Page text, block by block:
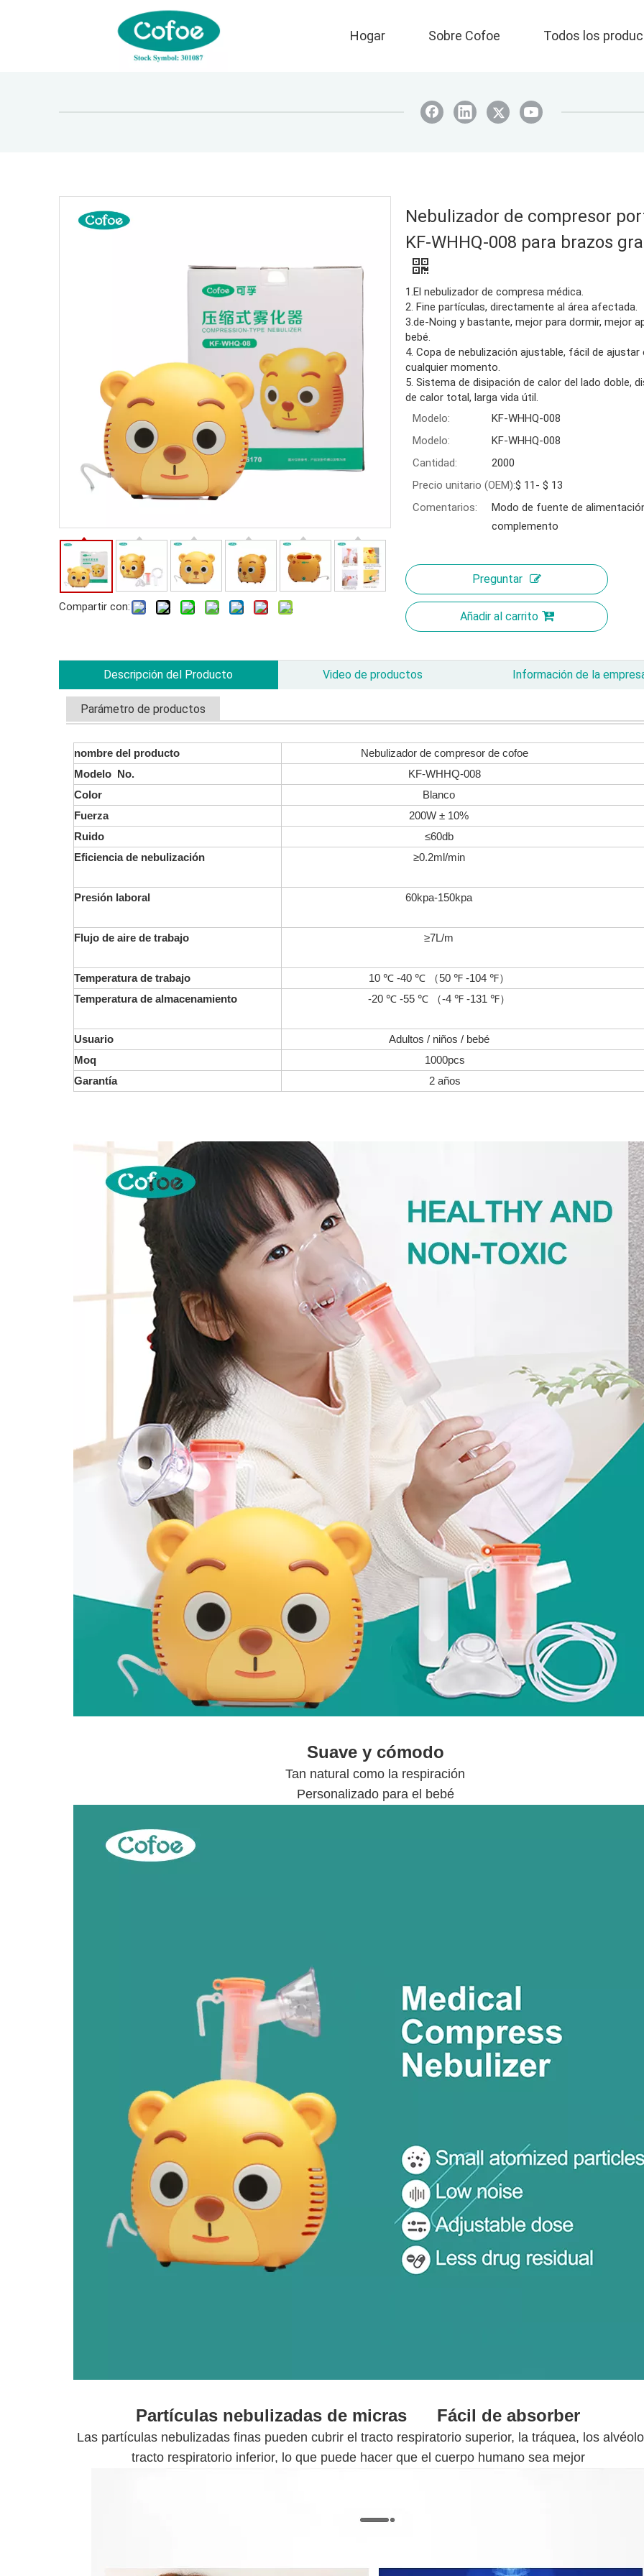
Hogar Sobre Cofoe Todos los
Compartir con:
Nebulizador de compresor
KF-WHHQ-008 para brazos
1.El nebulizador de compresa médica.
2. Fine partículas, directamente al área afectada.
3.de-Noing y bastante, mejor para dormir, mejor
bebé.
4. Copa de nebulización ajustable, fácil de ajustar
cualquier momento.
5. Sistema de disipación de calor del lado doble,
de calor total, larga vida útil.
Modelo:
KF-WHHQ-008
Modelo:
KF-WHHQ-008
Cantidad:
2000
Precio unitario (OEM):$ 11- $ 13
Comentarios:
Modo de fuente de
complemento
Preguntar
Añadir al carrito
Descripción del Producto Video de productos Información de la
Parámetro de productos
nombre del producto
Nebulizador de compresor de cofoe
Modelo No.
KF-WHHQ-008
Color
Blanco
Fuerza
200W ± 10%
Ruido
≤60db
Eficiencia de nebulización
≥0.2ml/min
Presión laboral 60kpa-150kpa
Flujo de aire de trabajo ≥7L/m
Temperatura de trabajo
10 ℃ -40 ℃ （50 ℉ -104 ℉）
Temperatura de almacenamiento
-20 ℃ -55 ℃ （-4 ℉ -131 ℉）
Usuario
Adultos / niños / bebé
Moq
1000pcs
Garantía
2 años
Suave y cómodo
Tan natural como la respiración
Personalizado para el bebé
Partículas nebulizadas de micras Fácil de absorber
Las partículas nebulizadas finas pueden cubrir el tracto respiratorio superior, la tráquea, los
tracto respiratorio inferior, lo que puede hacer que el cuerpo humano sea mejor